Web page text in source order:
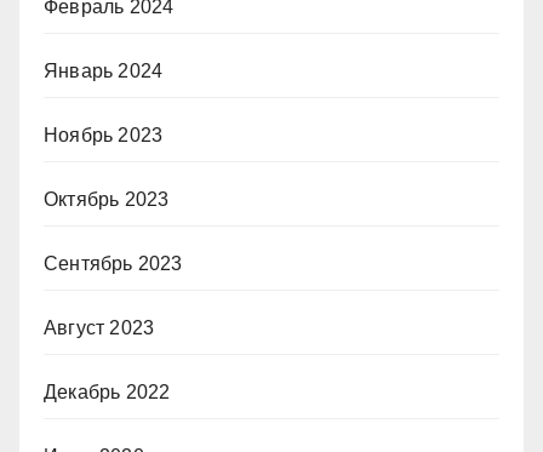
Февраль 2024
Январь 2024
Ноябрь 2023
Октябрь 2023
Сентябрь 2023
Август 2023
Декабрь 2022